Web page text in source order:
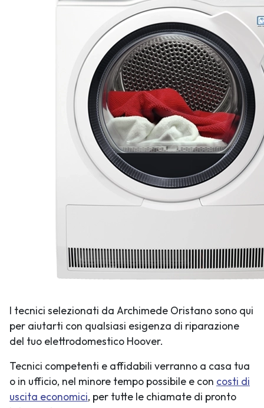
I tecnici selezionati da Archimede Oristano sono qui
per aiutarti con qualsiasi esigenza di riparazione
del tuo elettrodomestico Hoover.
Tecnici competenti e affidabili verranno a casa tua
o in ufficio, nel minore tempo possibile e con costi di
uscita economici, per tutte le chiamate di pronto